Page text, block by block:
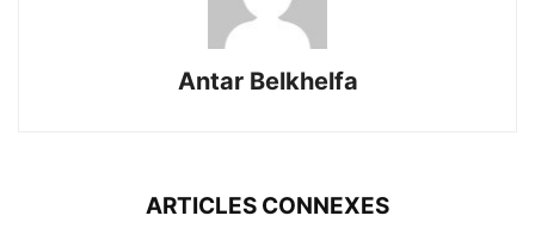
Antar Belkhelfa
ARTICLES CONNEXES